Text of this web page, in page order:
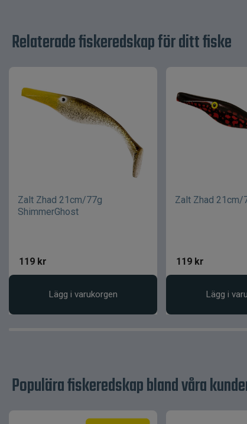
Relaterade fiskeredskap för ditt fiske
Zalt Zhad 21cm/77g
ShimmerGhost
119 kr
Lägg i varukorgen
Zalt Zhad 21cm/
119 kr
Lägg i
Populära fiskeredskap bland våra